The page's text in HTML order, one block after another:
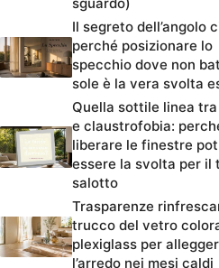
Il segreto dell’angolo
perché posizionare lo
specchio dove non
sole è la vera svolta
Quella sottile linea
e claustrofobia:
liberare le finestre
essere la svolta per il
salotto
Trasparenze
trucco del vetro
plexiglass per
l’arredo nei mesi caldi